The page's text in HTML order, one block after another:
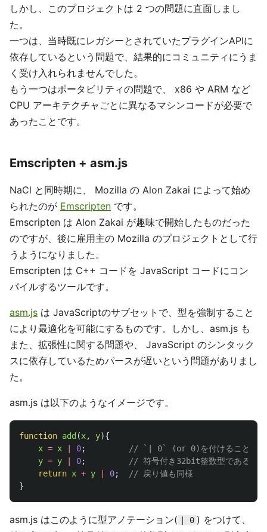
しかし、このプロジェクトは 2 つの問題に直面しまし
た。
一つは、当時既にレガシーとされていたプラグインAPIに
依存しているという問題で、結果的にコミュニティにうま
く受け入れられませんでした。
もう一つはポータビリティの問題で、 x86 や ARM など
CPU アーキテクチャごとに異なるマシンコードが必要で
あったことです。
Emscripten + asm.js
NaCl と同時期に、 Mozilla の Alon Zakai によって始め
られたのが Emscripten です。
Emscripten は Alon Zakai が趣味で開始したものだった
のですが、後に雇用主の Mozilla のプロジェクトとして行
うようになりました。
Emscripten は C++ コードを JavaScript コードにコン
パイルするツールです。
asm.js は JavaScriptのサブセットで、型を強制すること
により最適化を可能にするものです。しかし、asm.js も
また、拡張性に関する問題や、 JavaScript のシンタック
スに依存しているためパースが遅いという問題がありまし
た。
asm.js は以下のようなイメージです。
function add (x, y){
x = x 0;
// `| 0` (or 0)を付けることで値
y = y 0;
// 符号付き32bit整数型であること
return x + y 0;
// 戻り値も同様
}
asm.js はこのように型アノテーション( | 0 ) をつけて、